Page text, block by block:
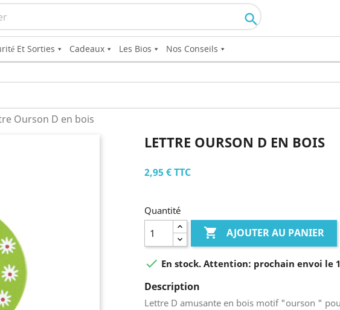

Et Sorties Cadeaux Les Bios Nos Conseils
Ourson D en bois
LETTRE OURSON D EN BOIS
2,95 €TTC
Quantité
 AJOUTER AU PANIER
 En stock. Attention: prochain envoi le
Description
Lettre D amusante en bois motif "ourson "